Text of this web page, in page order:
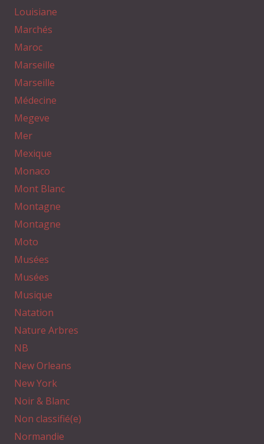
Louisiane
Marchés
Maroc
Marseille
Marseille
Médecine
Megeve
Mer
Mexique
Monaco
Mont Blanc
Montagne
Montagne
Moto
Musées
Musées
Musique
Natation
Nature Arbres
NB
New Orleans
New York
Noir & Blanc
Non classifié(e)
Normandie